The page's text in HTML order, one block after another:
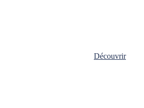
Découvrir